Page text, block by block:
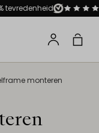
de
de hoofdinhoud
Profiel
tevredenheid
monteren